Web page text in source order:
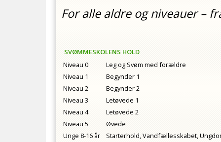
For alle aldre og niveauer –
SVØMMESKOLENS HOLD
Niveau 0
Leg og Svøm med forældre
Niveau 1
Begynder 1
Niveau 2
Begynder 2
Niveau 3
Letøvede 1
Niveau 4
Letøvede 2
Niveau 5
Øvede
Unge 8-16 år
Starterhold, Vandfællesskabet,